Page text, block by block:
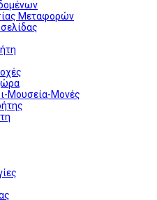
Μεταφορών
Μουσεία-Μονές